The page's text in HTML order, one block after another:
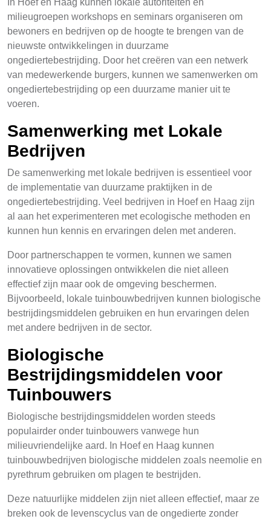
In Hoef en Haag kunnen lokale autoriteiten en
milieugroepen workshops en seminars organiseren om
bewoners en bedrijven op de hoogte te brengen van de
nieuwste ontwikkelingen in duurzame
ongediertebestrijding. Door het creëren van een netwerk
van medewerkende burgers, kunnen we samenwerken om
ongediertebestrijding op een duurzame manier uit te
voeren.
Samenwerking met Lokale
Bedrijven
De samenwerking met lokale bedrijven is essentieel voor
de implementatie van duurzame praktijken in de
ongediertebestrijding. Veel bedrijven in Hoef en Haag zijn
al aan het experimenteren met ecologische methoden en
kunnen hun kennis en ervaringen delen met anderen.
Door partnerschappen te vormen, kunnen we samen
innovatieve oplossingen ontwikkelen die niet alleen
effectief zijn maar ook de omgeving beschermen.
Bijvoorbeeld, lokale tuinbouwbedrijven kunnen biologische
bestrijdingsmiddelen gebruiken en hun ervaringen delen
met andere bedrijven in de sector.
Biologische
Bestrijdingsmiddelen voor
Tuinbouwers
Biologische bestrijdingsmiddelen worden steeds
populairder onder tuinbouwers vanwege hun
milieuvriendelijke aard. In Hoef en Haag kunnen
tuinbouwbedrijven biologische middelen zoals neemolie en
pyrethrum gebruiken om plagen te bestrijden.
Deze natuurlijke middelen zijn niet alleen effectief, maar ze
breken ook de levenscyclus van de ongedierte zonder